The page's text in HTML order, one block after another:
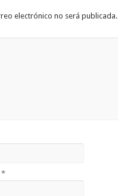
electrónico no será publicada.
*